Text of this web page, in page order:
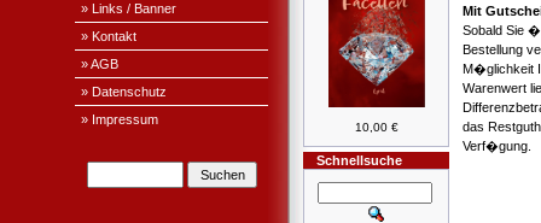
» Links / Banner
» Kontakt
» AGB
» Datenschutz
» Impressum
10,00 €
Schnellsuche
Mit
Sobald Sie
Bestellung
M�glichkeit
Warenwert
das
Verf�gung.